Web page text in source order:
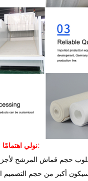
نولي اهتمامًا لأمور المعالجة التالية:
حجم قماش المرشح
أكبر من حجم التصميم